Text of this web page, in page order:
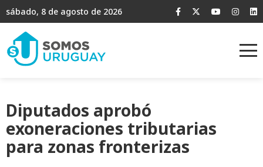
sábado, 8 de agosto de 2026
Diputados aprobó
exoneraciones tributarias
para zonas fronterizas